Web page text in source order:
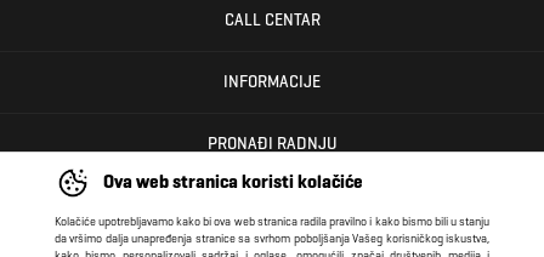
Ova web stranica koristi kolačiće
Kolačiće upotrebljavamo kako bi ova web stranica radila pravilno i kako bismo bili u stanju
da vršimo dalja unapređenja stranice sa svrhom poboljšanja Vašeg korisničkog iskustva,
CALL CENTAR
INFORMACIJE
PRONAĐI RADNJU